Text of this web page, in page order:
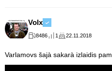
Volx
8486 1 22.11.2018
Varlamovs šajà sakarà izlaidis